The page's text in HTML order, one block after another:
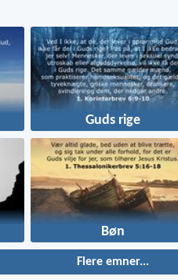
Guds rige
Bøn
Flere emner...